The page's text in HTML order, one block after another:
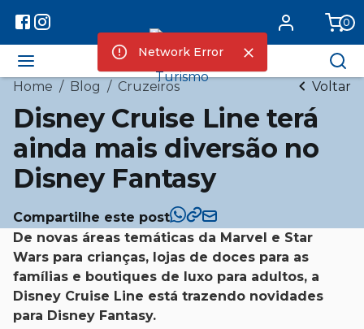
0
Home / Blog / Cruzeiros Voltar
Disney Cruise Line terá
ainda mais diversão no
Disney Fantasy
Compartilhe este post
De novas áreas temáticas da Marvel e Star
Wars para crianças, lojas de doces para as
famílias e boutiques de luxo para adultos, a
Disney Cruise Line está trazendo novidades
para Disney Fantasy.
Network Error